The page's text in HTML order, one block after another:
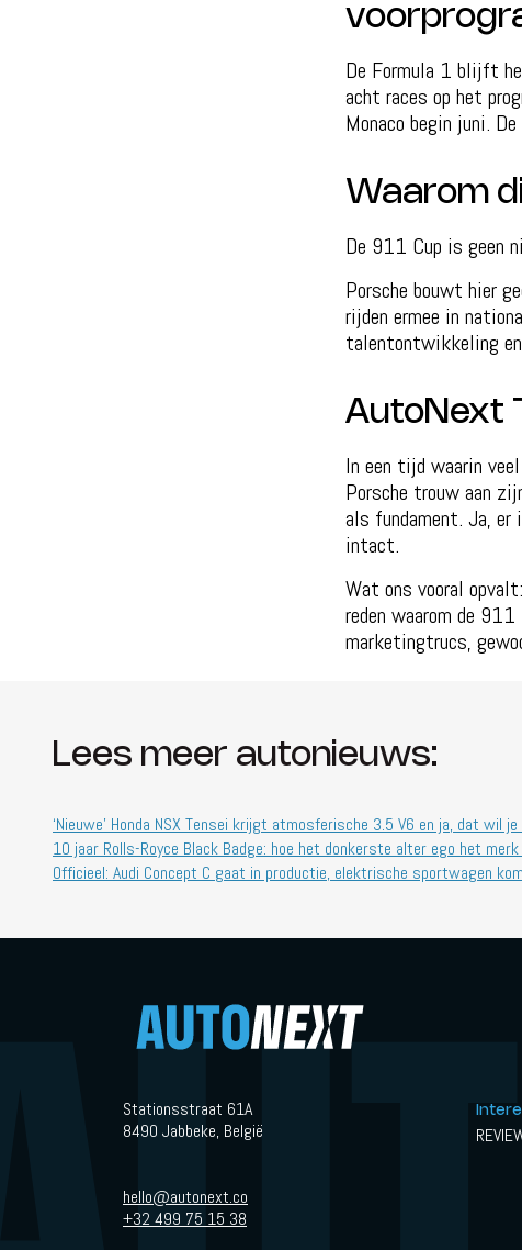
De Formula 1 blijft
acht races op het
Monaco begin juni.
Waarom
De 911 Cup is geen
Porsche bouwt hier
rijden ermee in
talentontwikkeling
AutoNext
In een tijd waarin
Porsche trouw aan
als fundament. Ja,
intact.
Wat ons vooral
reden waarom de 911
marketingtrucs,
Lees meer autonieuws:
‘Nieuwe’ Honda NSX Tensei krijgt atmosferische 3.5 V6 en ja, dat wil je
10 jaar Rolls-Royce Black Badge: hoe het donkerste alter ego het
Officieel: Audi Concept C gaat in productie, elektrische sportwagen
Stationsstraat 61A
8490 Jabbeke, België
hello@autonext.co
+32 499 75 15 38